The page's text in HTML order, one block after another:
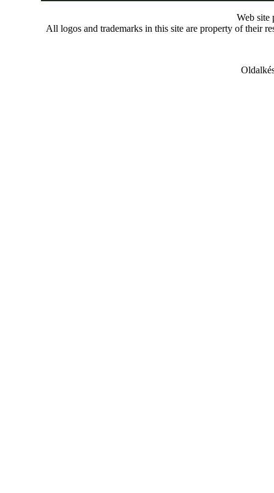
Web site
All logos and trademarks in this site are property of their